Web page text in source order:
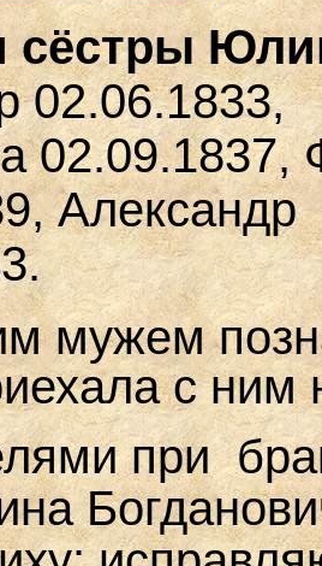
сёстры
02.06.1833,
02.09.1837,
Александр
мужем
с
при